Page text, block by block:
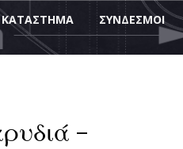
KΑΤΆΣΤΗΜΑ ΣΎΝΔΕΣΜΟΙ
–